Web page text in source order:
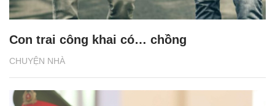
CHUYỆN NHÀ
Con trai công khai có… chồng